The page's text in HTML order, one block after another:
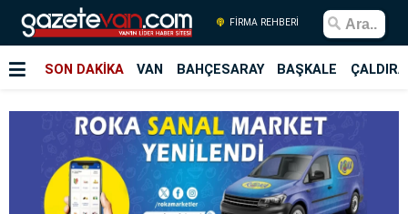
FİRMA REHBERİ
SON DAKİKA VAN BAHÇESARAY BAŞKALE